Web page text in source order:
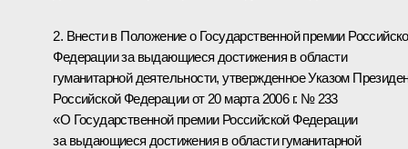
2. Внести в Положение о Государственной премии
Федерации за выдающиеся достижения в области
гуманитарной деятельности, утвержденное Указом
Российской Федерации от 20 марта 2006 г. № 233
«О Государственной премии Российской Федерации
за выдающиеся достижения в области гуманитарной